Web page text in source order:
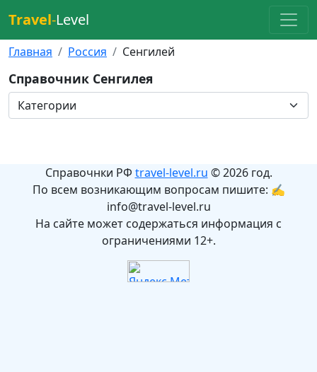
Travel-Level
Главная Россия Сенгилей
Справочник Сенгилея
Справочнки РФ travel-level.ru © 2026 год.
По всем возникающим вопросам пишите: ✍
info@travel-level.ru
На сайте может содержаться информация с
ограничениями 12+.